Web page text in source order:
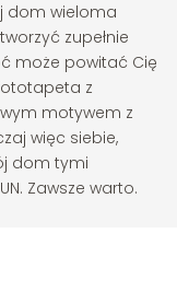
dom wieloma
zupełnie
może powitać Cię
z
motywem z
więc siebie,
dom tymi
Zawsze warto.